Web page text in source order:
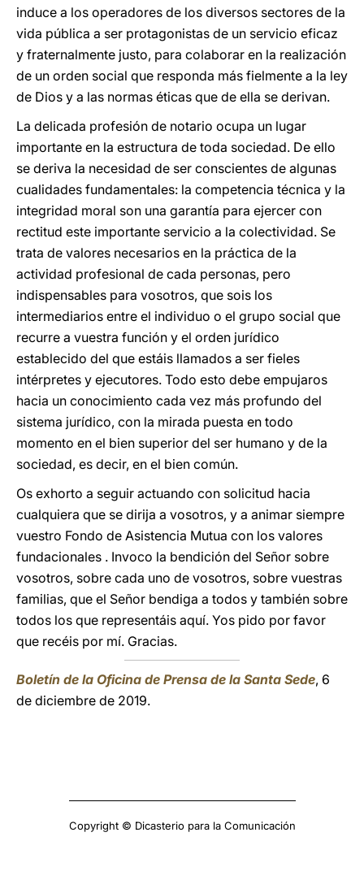
induce a los operadores de los diversos sectores de la
vida pública a ser protagonistas de un servicio eficaz
y fraternalmente justo, para colaborar en la realización
de un orden social que responda más fielmente a la ley
de Dios y a las normas éticas que de ella se derivan.
La delicada profesión de notario ocupa un lugar
importante en la estructura de toda sociedad. De ello
se deriva la necesidad de ser conscientes de algunas
cualidades fundamentales: la competencia técnica y la
integridad moral son una garantía para ejercer con
rectitud este importante servicio a la colectividad. Se
trata de valores necesarios en la práctica de la
actividad profesional de cada personas, pero
indispensables para vosotros, que sois los
intermediarios entre el individuo o el grupo social que
recurre a vuestra función y el orden jurídico
establecido del que estáis llamados a ser fieles
intérpretes y ejecutores. Todo esto debe empujaros
hacia un conocimiento cada vez más profundo del
sistema jurídico, con la mirada puesta en todo
momento en el bien superior del ser humano y de la
sociedad, es decir, en el bien común.
Os exhorto a seguir actuando con solicitud hacia
cualquiera que se dirija a vosotros, y a animar siempre
vuestro Fondo de Asistencia Mutua con los valores
fundacionales . Invoco la bendición del Señor sobre
vosotros, sobre cada uno de vosotros, sobre vuestras
familias, que el Señor bendiga a todos y también sobre
todos los que representáis aquí. Yos pido por favor
que recéis por mí. Gracias.
Boletín de la Oficina de Prensa de la Santa Sede, 6
de diciembre de 2019.
Copyright © Dicasterio para la Comunicación